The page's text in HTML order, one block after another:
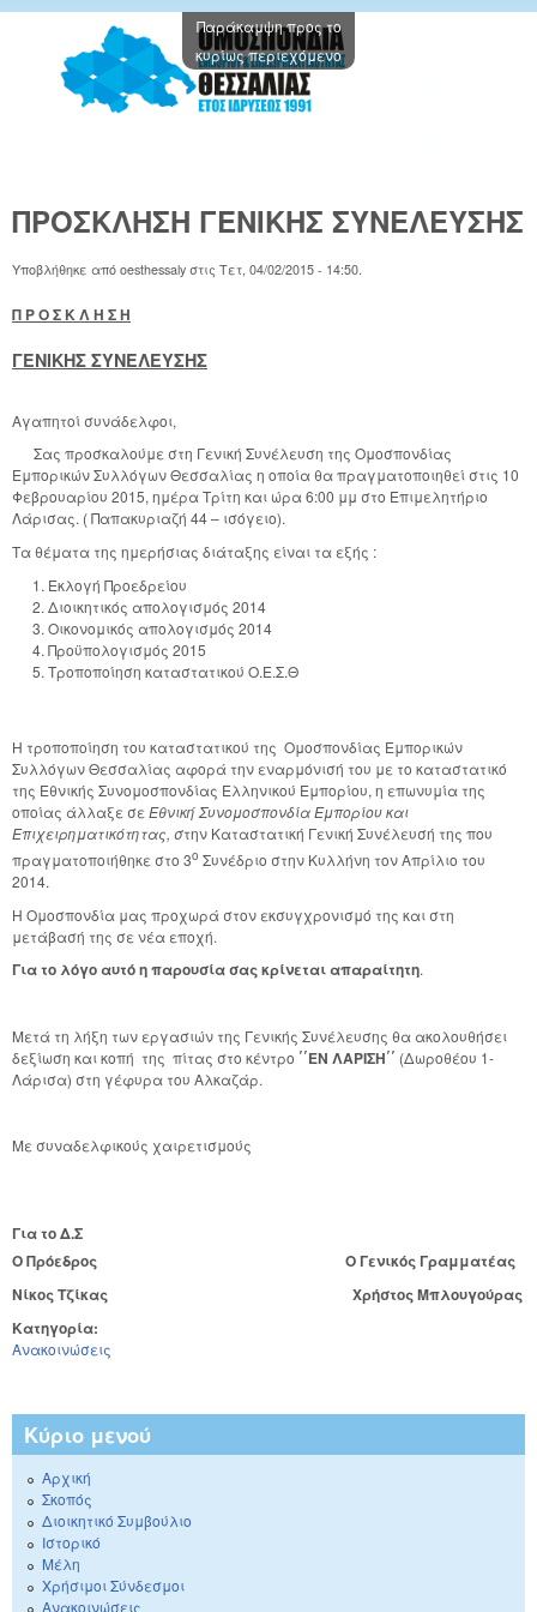
Παράκαμψη προς το
κυρίως περιεχόμενο
ΠΡΟΣΚΛΗΣΗ ΓΕΝΙΚΗΣ ΣΥΝΕΛΕΥΣΗΣ
Υποβλήθηκε από oesthessaly στις Τετ, 04/02/2015 - 14:50.
Π Ρ Ο Σ Κ Λ Η Σ Η
ΓΕΝΙΚΗΣ ΣΥΝΕΛΕΥΣΗΣ
Αγαπητοί συνάδελφοι,
Σας προσκαλούμε στη Γενική Συνέλευση της Ομοσπονδίας
Εμπορικών Συλλόγων Θεσσαλίας η οποία θα πραγματοποιηθεί στις 10
Φεβρουαρίου 2015, ημέρα Τρίτη και ώρα 6:00 μμ στο Επιμελητήριο
Λάρισας. ( Παπακυριαζή 44 – ισόγειο).
Τα θέματα της ημερήσιας διάταξης είναι τα εξής :
Εκλογή Προεδρείου
Διοικητικός απολογισμός 2014
Οικονομικός απολογισμός 2014
Προϋπολογισμός 2015
Τροποποίηση καταστατικού Ο.Ε.Σ.Θ
Η τροποποίηση του καταστατικού της Ομοσπονδίας Εμπορικών
Συλλόγων Θεσσαλίας αφορά την εναρμόνισή του με το καταστατικό
της Εθνικής Συνομοσπονδίας Ελληνικού Εμπορίου, η επωνυμία της
οποίας άλλαξε σε Εθνική Συνομοσπονδία Εμπορίου και
Επιχειρηματικότητας, στην Καταστατική Γενική Συνέλευσή της που
πραγματοποιήθηκε στο 3ο Συνέδριο στην Κυλλήνη τον Απρίλιο του
2014.
Η Ομοσπονδία μας προχωρά στον εκσυγχρονισμό της και στη
μετάβασή της σε νέα εποχή.
Για το λόγο αυτό η παρουσία σας κρίνεται απαραίτητη.
Μετά τη λήξη των εργασιών της Γενικής Συνέλευσης θα ακολουθήσει
δεξίωση και κοπή της πίτας στο κέντρο ΄΄ΕΝ ΛΑΡΙΣΗ΄΄ (Δωροθέου 1-
Λάρισα) στη γέφυρα του Αλκαζάρ.
Με συναδελφικούς χαιρετισμούς
Για το Δ.Σ
Ο Πρόεδρος
Ο Γενικός Γραμματέας
Νίκος Τζίκας
Χρήστος Μπλουγούρας
Κατηγορία:
Ανακοινώσεις
Κύριο μενού
Αρχική
Σκοπός
Διοικητικό Συμβούλιο
Ιστορικό
Μέλη
Χρήσιμοι Σύνδεσμοι
Ανακοινώσεις